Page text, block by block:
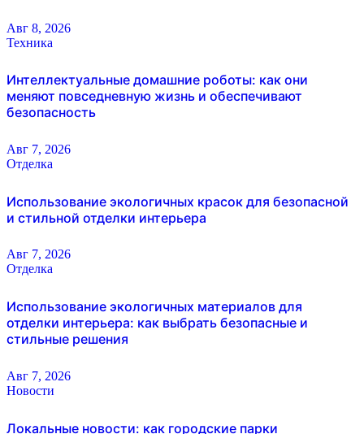
Авг 8, 2026
Техника
Интеллектуальные домашние роботы: как они
меняют повседневную жизнь и обеспечивают
безопасность
Авг 7, 2026
Отделка
Использование экологичных красок для безопасной
и стильной отделки интерьера
Авг 7, 2026
Отделка
Использование экологичных материалов для
отделки интерьера: как выбрать безопасные и
стильные решения
Авг 7, 2026
Новости
Локальные новости: как городские парки